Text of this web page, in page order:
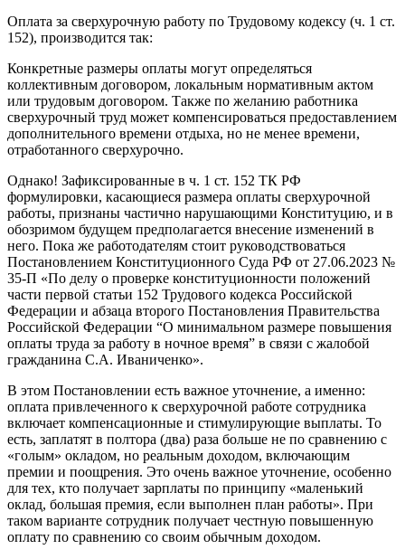
Оплата за сверхурочную работу по Трудовому кодексу (ч. 1 ст.
152), производится так:
Конкретные размеры оплаты могут определяться
коллективным договором, локальным нормативным актом
или трудовым договором. Также по желанию работника
сверхурочный труд может компенсироваться предоставлением
дополнительного времени отдыха, но не менее времени,
отработанного сверхурочно.
Однако! Зафиксированные в ч. 1 ст. 152 ТК РФ
формулировки, касающиеся размера оплаты сверхурочной
работы, признаны частично нарушающими Конституцию, и в
обозримом будущем предполагается внесение изменений в
него. Пока же работодателям стоит руководствоваться
Постановлением Конституционного Суда РФ от 27.06.2023 №
35-П «По делу о проверке конституционности положений
части первой статьи 152 Трудового кодекса Российской
Федерации и абзаца второго Постановления Правительства
Российской Федерации “О минимальном размере повышения
оплаты труда за работу в ночное время” в связи с жалобой
гражданина С.А. Иваниченко».
В этом Постановлении есть важное уточнение, а именно:
оплата привлеченного к сверхурочной работе сотрудника
включает компенсационные и стимулирующие выплаты. То
есть, заплатят в полтора (два) раза больше не по сравнению с
«голым» окладом, но реальным доходом, включающим
премии и поощрения. Это очень важное уточнение, особенно
для тех, кто получает зарплаты по принципу «маленький
оклад, большая премия, если выполнен план работы». При
таком варианте сотрудник получает честную повышенную
оплату по сравнению со своим обычным доходом.